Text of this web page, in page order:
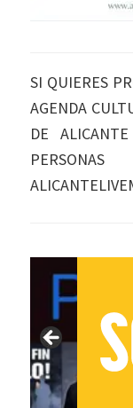
SI QUIERES
AGENDA
DE